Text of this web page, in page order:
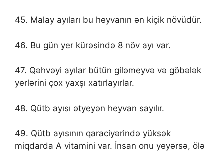
45. Malay ayıları bu heyvanın ən kiçik növüdür.
46. Bu gün yer kürəsində 8 növ ayı var.
47. Qəhvəyi ayılar bütün giləmeyvə və göbələk
yerlərini çox yaxşı xatırlayırlar.
48. Qütb ayısı ətyeyən heyvan sayılır.
49. Qütb ayısının qaraciyərində yüksək
miqdarda A vitamini var. İnsan onu yeyərsə, ölə